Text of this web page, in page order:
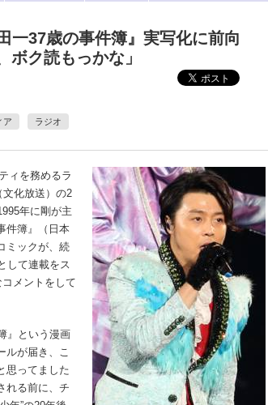
37歳の事件簿』実写化に前向
ク読もっかな」
ア ラジオ
ィを務めるラ
化放送）の2
年に剛が主
件簿』（日本
ミックが、続
して連載をス
メントをして
』という漫画
ルが届き、こ
思ってました
れる前に、チ